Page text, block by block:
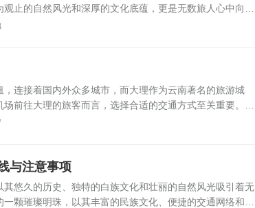
止的自然风光和深厚的文化底蕴，更是无数旅人心中向往
到大理的旅程，用真实的数字和生动的描述，记录下这段
连接着国内外众多城市，而大理作为云南著名的旅游城
前往大理的旅客而言，选择合适的交通方式至关重要。本
长水机场到大理的几种主要交通方式，包括长途汽车、高
与注意事项
久的历史、独特的白族文化和壮丽的自然风光吸引着无
颗璀璨明珠，以其丰富的民族文化、便捷的交通网络和丰